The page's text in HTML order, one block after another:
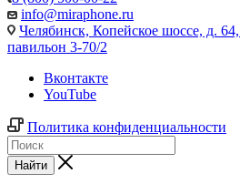
info@miraphone.ru
Челябинск, Копейское шоссе, д.
павильон 3-70/2
Вконтакте
YouTube
Политика конфиденциальности
Найти